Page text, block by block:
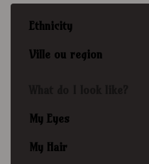
Ethnicity
Ville ou region
My Eyes
My Hair